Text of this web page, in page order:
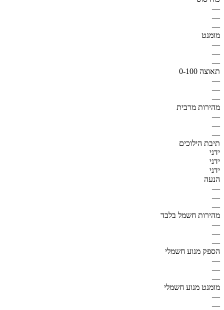
—
—
—
מומנט
—
—
—
תאוצה 0-100
—
—
—
מהירות מרבית
—
—
—
תיבת הילוכים
ידני
ידני
ידני
הנעה
—
—
—
מהירות חשמל בלבד
—
—
—
הספק מנוע חשמלי
—
—
—
מומנט מנוע חשמלי
—
—